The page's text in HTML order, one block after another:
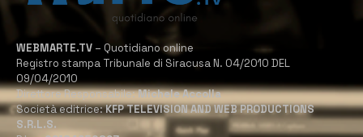
WEBMARTE.TV – Quotidiano online
Registro stampa Tribunale di Siracusa N. 04/2010 DEL
09/04/2010
Direttore Responsabile:Michele Accolla
Società editrice:KFP TELEVISION AND WEB PRODUCTIONS
S.R.L.S.